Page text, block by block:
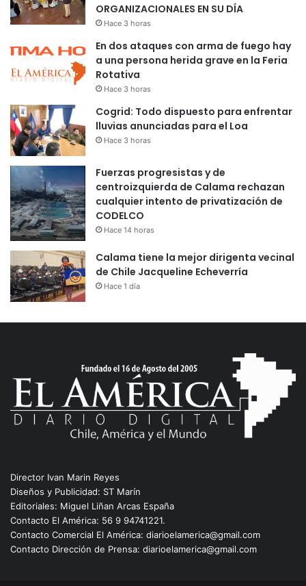
ORGANIZACIONALES EN SU DÍA
Hace 3 horas
En dos ataques con arma de fuego hay
a una persona herida grave en la Feria
Rotativa
Hace 3 horas
Cogrid: Todo dispuesto para enfrentar
lluvias anunciadas para el Loa
Hace 3 horas
Fuerzas progresistas y de
centroizquierda de Calama rechazan
cualquier intento de privatización de
CODELCO
Hace 14 horas
Calama tiene la mejor dirigenta vecinal
de Chile Jacqueline Echeverría
Hace 1 día
Director Ivan Marin Reyes
Diseños y Publicidad: ST Marín
Editoriales: Miguel Liñan Arcas España
Contacto El América: 56 9 94741221.
Contacto Comercial El América: diarioelamerica@gmail.com
Contacto Dirección de Prensa: diarioelamerica@gmail.com